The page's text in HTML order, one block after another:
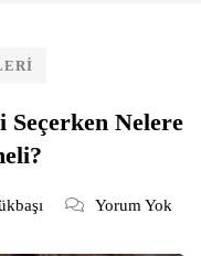
Nelere
Yorum Yok